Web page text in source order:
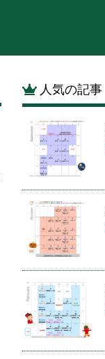
人気の記事